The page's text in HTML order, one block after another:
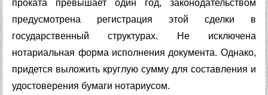
проката превышает один год, законодательством
предусмотрена регистрация этой сделки в
государственный структурах. Не исключена
нотариальная форма исполнения документа. Однако,
придется выложить круглую сумму для составления и
удостоверения бумаги нотариусом.